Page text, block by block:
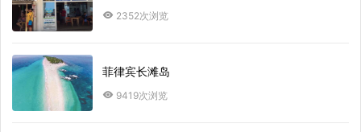
2352次浏览
菲律宾长滩岛
9419次浏览